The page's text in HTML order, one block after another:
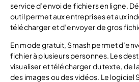
service d’envoi de fichiers en ligne.
outil permet aux entreprises et aux
télécharger et d’envoyer de gros
En mode gratuit, Smash permet
fichier à plusieurs personnes. Les
visualiser et télécharger du texte, de
des images ou des vidéos. Le logiciel